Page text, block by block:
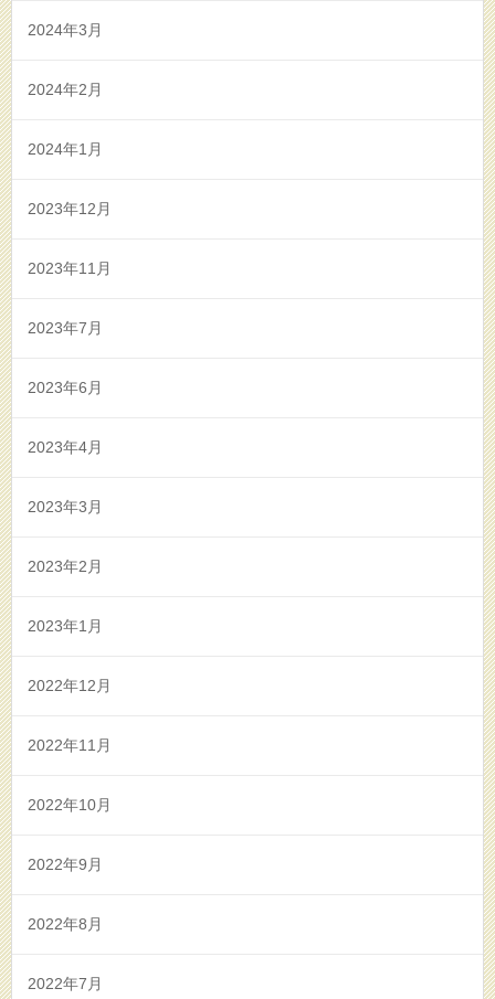
2024年3月
2024年2月
2024年1月
2023年12月
2023年11月
2023年7月
2023年6月
2023年4月
2023年3月
2023年2月
2023年1月
2022年12月
2022年11月
2022年10月
2022年9月
2022年8月
2022年7月